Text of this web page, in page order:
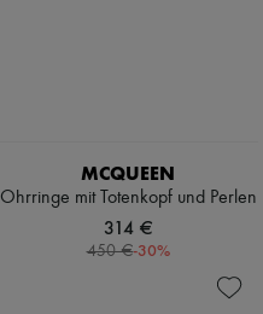
MCQUEEN
Ohrringe mit Totenkopf und Perlen
314 €
450 €-30%